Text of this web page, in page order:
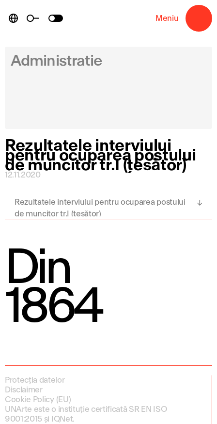
content
Meniu
Administratie
Rezultatele interviului
pentru ocuparea postului
de muncitor tr.I (țesător)
12.11.2020
Rezultatele interviului pentru ocuparea postului
de muncitor tr.I (țesător)
Din
1864
Protecția datelor
Disclaimer
Cookie Policy (EU)
UNArte este o instituție certificată SR EN ISO
9001:2015 și IQNet.